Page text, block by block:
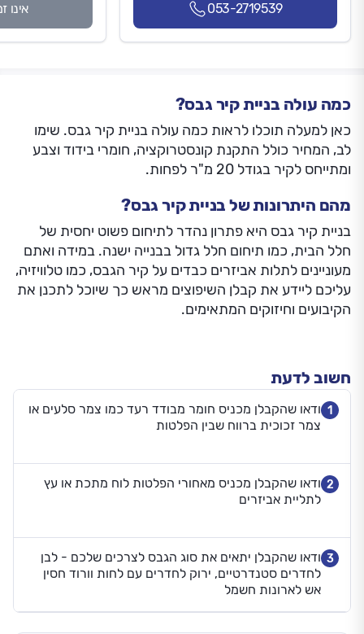
053-2719539 אינו
כמה עולה בניית קיר גבס?
כאן למעלה תוכלו לראות כמה עולה בניית קיר גבס. שימו
לב, המחיר כולל התקנת קונסטרוקציה, חומרי בידוד וצבע
ומתייחס לקיר בגודל 20 מ"ר לפחות.
מהם היתרונות של בניית קיר גבס?
בניית קיר גבס היא פתרון נהדר לתיחום פשוט יחסית של
חלל הבית, כמו תיחום חלל גדול בבנייה ישנה. במידה ואתם
מעוניינים לתלות אביזרים כבדים על קיר הגבס, כמו טלוויזיה,
עליכם ליידע את קבלן השיפוצים מראש כך שיוכל לתכנן את
הקיבועים וחיזוקים המתאימים.
חשוב לדעת
1 ודאו שהקבלן מכניס חומר מבודד רעד כמו צמר סלעים או
צמר זכוכית ברווח שבין הפלטות
2 ודאו שהקבלן מכניס מאחורי הפלטות לוח מתכת או עץ
לתליית אביזרים
3 ודאו שהקבלן יתאים את סוג הגבס לצרכים שלכם - לבן
לחדרים סטנדרטיים, ירוק לחדרים עם לחות וורוד חסין
אש לארונות חשמל